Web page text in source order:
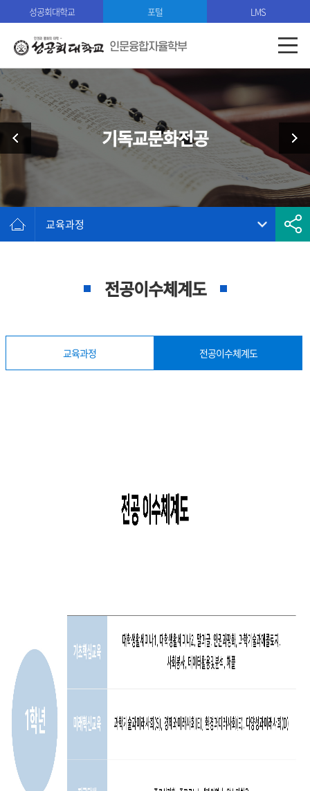
성공회대학교 포털 LMS
인문융합자율학부
기독교문화전공
교육과정
전공이수체계도
교육과정 전공이수체계도